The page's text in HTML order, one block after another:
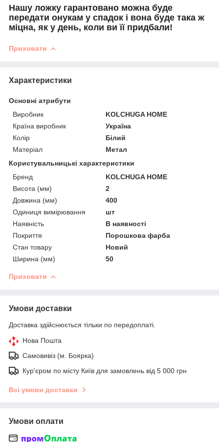
Нашу ложку гарантовано можна буде
передати онукам у спадок і вона буде така ж
міцна, як у день, коли ви її придбали!
Приховати
Характеристики
Основні атрибути
Виробник
KOLCHUGA HOME
Країна виробник
Україна
Колір
Білий
Матеріал
Метал
Користувальницькі характеристики
Бренд
KOLCHUGA HOME
Висота (мм)
2
Довжина (мм)
400
Одиниця вимірювання
шт
Наявність
В наявності
Покриття
Порошкова фарба
Стан товару
Новий
Ширина (мм)
50
Приховати
Умови доставки
Доставка здійснюється тільки по передоплаті.
Нова Пошта
Самовивіз (м. Боярка)
Кур'єром по місту Київ для замовлень від 5 000 грн
Всі умови доставки
Умови оплати